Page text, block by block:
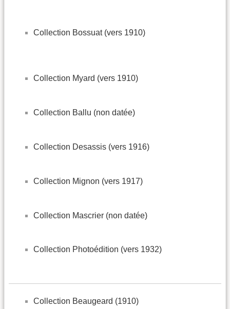
Collection Bossuat (vers 1910)
Collection Myard (vers 1910)
Collection Ballu (non datée)
Collection Desassis (vers 1916)
Collection Mignon (vers 1917)
Collection Mascrier (non datée)
Collection Photoédition (vers 1932)
Collection Beaugeard (1910)